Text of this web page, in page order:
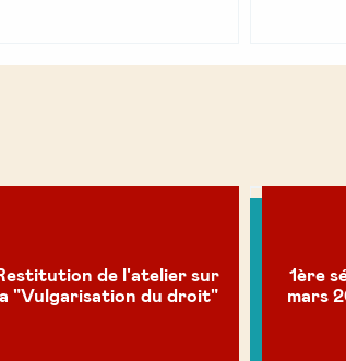
de l'atelier sur
"Vulgarisation du droit"
1ère
mars